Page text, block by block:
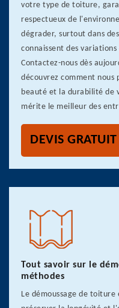
votre type de toiture,
respectueux de
dégrader, surtout dans
connaissent des
Contactez-nous dès
découvrez comment nous
beauté et la durabilité de
mérite le meilleur des
DEVIS GRATUIT
Tout savoir sur le
méthodes
Le démoussage de